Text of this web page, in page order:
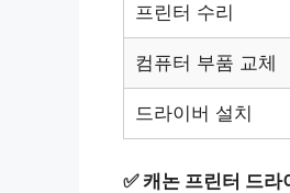
프린터 수리
컴퓨터 부품 교체
드라이버 설치
✅캐논 프린터 드라